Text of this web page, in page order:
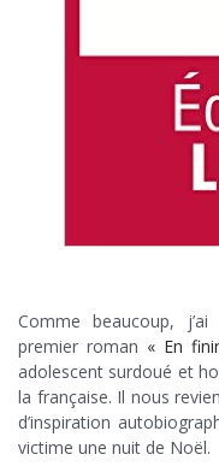
Comme beaucoup,
premier roman « En
adolescent surdoué et
la française. Il nous
d’inspiration
victime une nuit de Noël.